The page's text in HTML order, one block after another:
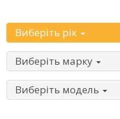
Виберіть рік
Виберіть марку
Виберіть модель